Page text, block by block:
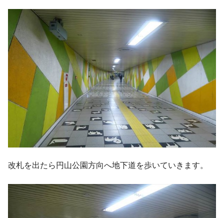
改札を出たら円山公園方向へ地下道を歩いていきます。